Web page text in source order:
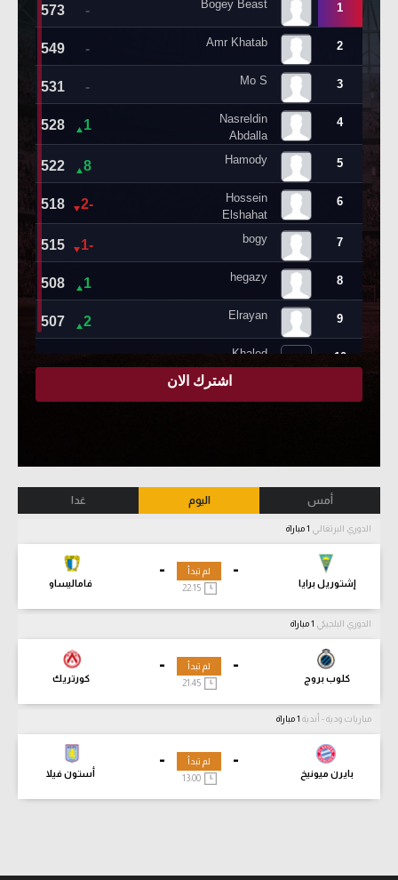
أمس اليوم غدا
الدوري البرتغالي
-
إشتوريل برايا
-
فاماليساو
لم تبدأ
22:15
الدوري البلجيكي
-
كلوب بروج
-
كورتريك
لم تبدأ
21:45
مباريات ودية - أندية
-
بايرن ميونيخ
-
أستون فيلا
لم تبدأ
13:00